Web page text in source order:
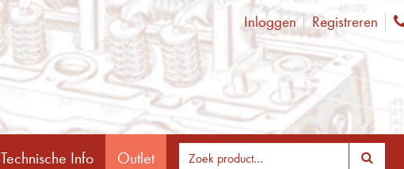
Inloggen Registreren
Technische Info Outlet